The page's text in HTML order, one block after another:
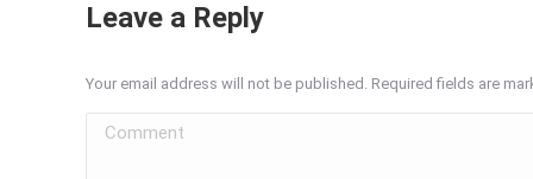
Leave a Reply
Your email address will not be published. Required fields are
Comment